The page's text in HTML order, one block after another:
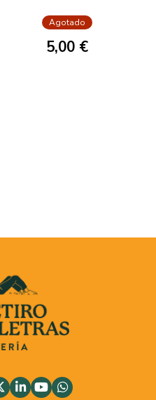
MUNDO HISPÁNICO
Agotado
5,00 €